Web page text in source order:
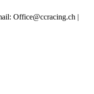
Office@ccracing.ch |